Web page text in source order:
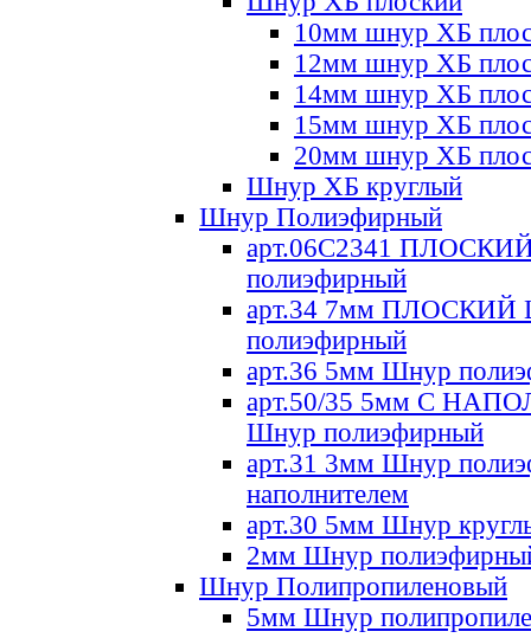
10мм шнур ХБ
12мм шнур ХБ
14мм шнур ХБ
15мм шнур ХБ
20мм шнур ХБ
Шнур ХБ круглый
Шнур Полиэфирный
арт.06С2341
полиэфирный
арт.34 7мм ПЛОСКИЙ
полиэфирный
арт.36 5мм Шнур
арт.50/35 5мм С
Шнур полиэфирный
арт.31 3мм Шнур
наполнителем
арт.30 5мм Шнур
2мм Шнур
Шнур Полипропиленовый
5мм Шнур